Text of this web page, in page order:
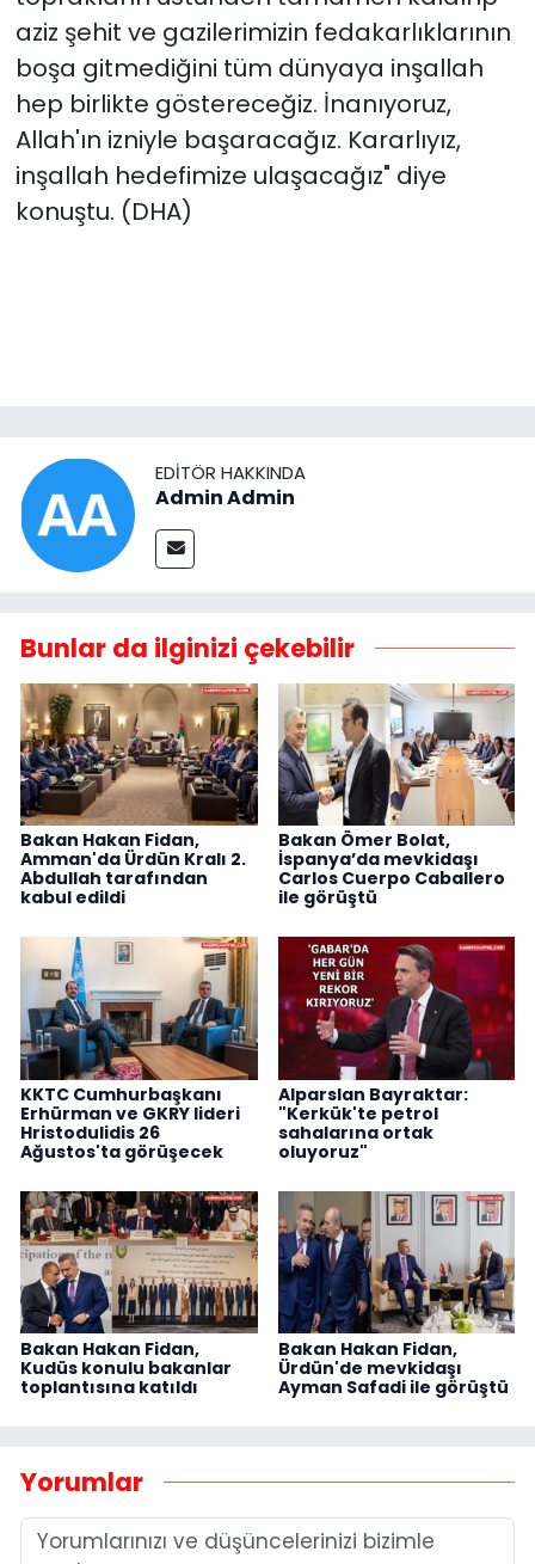
aziz şehit ve gazilerimizin fedakarlıklarının
boşa gitmediğini tüm dünyaya inşallah
hep birlikte göstereceğiz. İnanıyoruz,
Allah'ın izniyle başaracağız. Kararlıyız,
inşallah hedefimize ulaşacağız" diye
konuştu. (DHA)
EDITÖR HAKKINDA
Admin Admin
Bunlar da ilginizi çekebilir
Bakan Hakan Fidan,
Amman'da Ürdün Kralı 2.
Abdullah tarafından
kabul edildi
Bakan Ömer Bolat,
İspanya’da mevkidaşı
Carlos Cuerpo Caballero
ile görüştü
KKTC Cumhurbaşkanı
Erhürman ve GKRY lideri
Hristodulidis 26
Ağustos'ta görüşecek
Alparslan Bayraktar:
"Kerkük'te petrol
sahalarına ortak
oluyoruz"
Bakan Hakan Fidan,
Kudüs konulu bakanlar
toplantısına katıldı
Bakan Hakan Fidan,
Ürdün'de mevkidaşı
Ayman Safadi ile görüştü
Yorumlar